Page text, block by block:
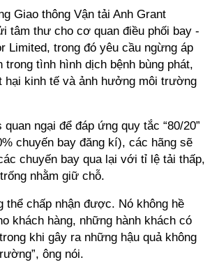
Giao thông Vận tải Anh Grant
tâm thư cho cơ quan điều phối bay -
Limited, trong đó yêu cầu ngừng áp
trong tình hình dịch bệnh bùng phát,
hại kinh tế và ảnh hưởng môi trường
ngại để đáp ứng quy tắc “80/20”
chuyến bay đăng kí), các hãng sẽ
chuyến bay qua lại với tỉ lệ tải thấp,
nhằm giữ chỗ.
thể chấp nhận được. Nó không hề
khách hàng, những hành khách có
khi gây ra những hậu quả không
ông nói.